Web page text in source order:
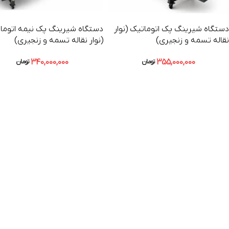
دستگاه شیرینگ پک اتوماتیک (نوار
نقاله تسمه و زنجیری)
تومان 355,000,000
دستگاه شیرینگ پک نیمه
(نوار نقاله تسمه و زنجیری)
تومان 340,000,000